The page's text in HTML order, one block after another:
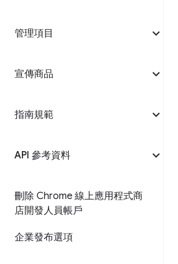
管理項目
宣傳商品
指南規範
API 參考資料
刪除 Chrome 線上應用程式商
店開發人員帳戶
企業發布選項